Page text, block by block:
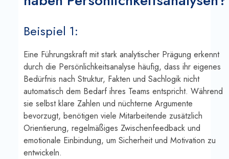
Beispiel 1:
Eine Führungskraft mit stark analytischer Prägung erkennt
durch die Persönlichkeitsanalyse häufig, dass ihr eigenes
Bedürfnis nach Struktur, Fakten und Sachlogik nicht
automatisch dem Bedarf ihres Teams entspricht. Während
sie selbst klare Zahlen und nüchterne Argumente
bevorzugt, benötigen viele Mitarbeitende zusätzlich
Orientierung, regelmäßiges Zwischenfeedback und
emotionale Einbindung, um Sicherheit und Motivation zu
entwickeln.